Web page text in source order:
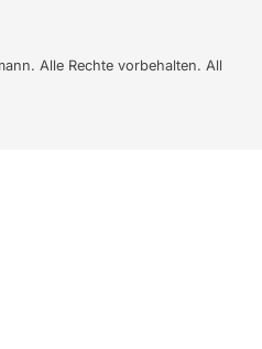
Alle Rechte vorbehalten. All